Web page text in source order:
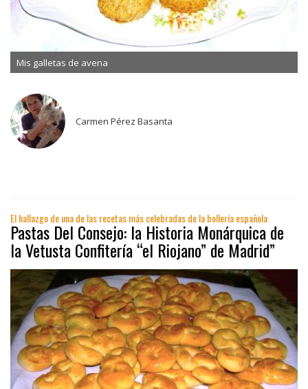
Mis galletas de avena
Carmen Pérez Basanta
El hallazgo de una de las recetas más celebradas de la bollería española
Pastas Del Consejo: la Historia Monárquica de
la Vetusta Confitería “el Riojano” de Madrid”